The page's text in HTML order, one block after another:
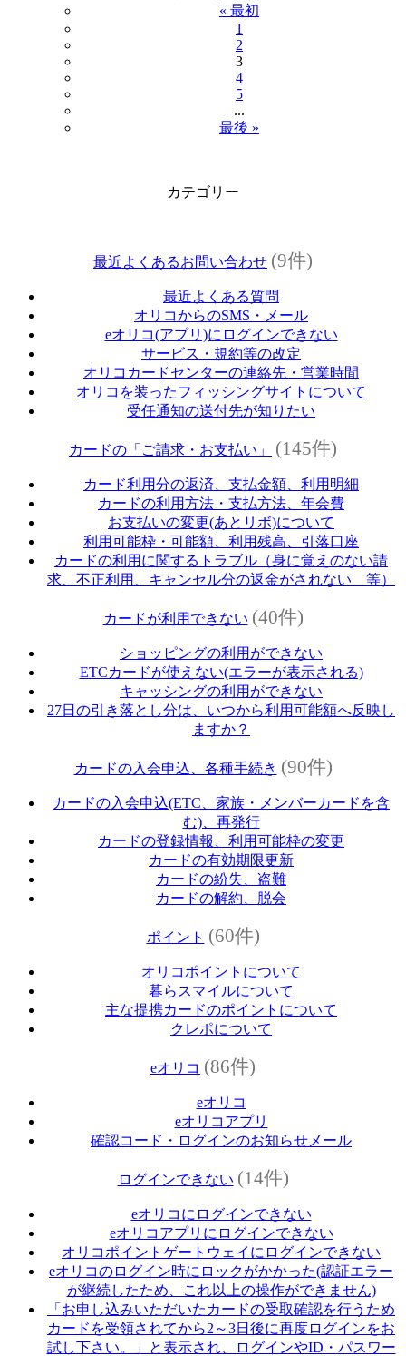
« 最初
1
2
3
4
5
...
最後 »
カテゴリー
最近よくあるお問い合わせ (9件)
最近よくある質問
オリコからのSMS・メール
eオリコ(アプリ)にログインできない
サービス・規約等の改定
オリコカードセンターの連絡先・営業時間
オリコを装ったフィッシングサイトについて
受任通知の送付先が知りたい
カードの「ご請求・お支払い」 (145件)
カード利用分の返済、支払金額、利用明細
カードの利用方法・支払方法、年会費
お支払いの変更(あとリボ)について
利用可能枠・可能額、利用残高、引落口座
カードの利用に関するトラブル（身に覚えのない請
求、不正利用、キャンセル分の返金がされない 等）
カードが利用できない (40件)
ショッピングの利用ができない
ETCカードが使えない(エラーが表示される)
キャッシングの利用ができない
27日の引き落とし分は、いつから利用可能額へ反映し
ますか？
カードの入会申込、各種手続き (90件)
カードの入会申込(ETC、家族・メンバーカードを含
む)、再発行
カードの登録情報、利用可能枠の変更
カードの有効期限更新
カードの紛失、盗難
カードの解約、脱会
ポイント (60件)
オリコポイントについて
暮らスマイルについて
主な提携カードのポイントについて
クレポについて
eオリコ (86件)
eオリコ
eオリコアプリ
確認コード・ログインのお知らせメール
ログインできない (14件)
eオリコにログインできない
eオリコアプリにログインできない
オリコポイントゲートウェイにログインできない
eオリコのログイン時にロックがかかった(認証エラー
が継続したため、これ以上の操作ができません)
「お申し込みいただいたカードの受取確認を行うため
カードを受領されてから2～3日後に再度ログインをお
試し下さい。」と表示され、ログインやID・パスワー